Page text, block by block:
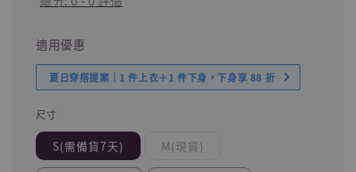
適用優惠
夏日穿搭提案｜1 件上衣＋1 件下身，下身享 88 折
尺寸
S(需備貨7天) M(現貨)